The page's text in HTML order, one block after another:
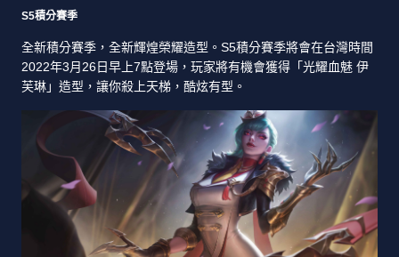
S5積分賽季
全新積分賽季，全新輝煌榮耀造型。S5積分賽季將會在台灣時間
2022年3月26日早上7點登場，玩家將有機會獲得「光耀血魅 伊
芙琳」造型，讓你殺上天梯，酷炫有型。